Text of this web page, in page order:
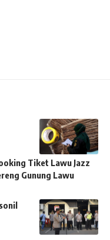
Tiket Lawu Jazz
Gunung Lawu